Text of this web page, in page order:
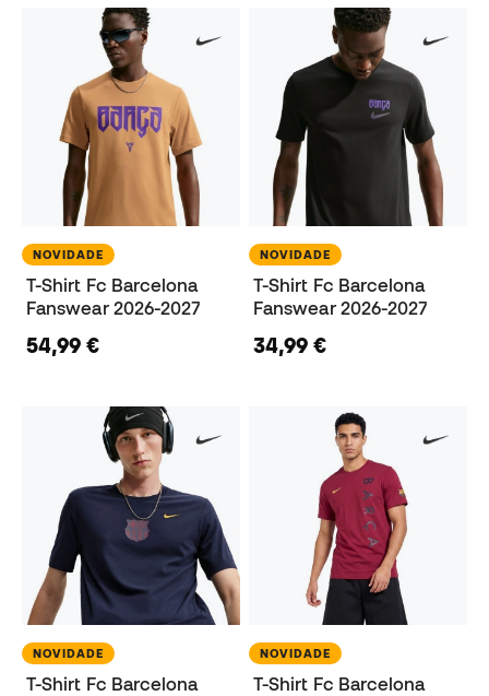
NOVIDADE
T-Shirt Fc Barcelona
Fanswear 2026-2027
54,99 €
NOVIDADE
T-Shirt Fc Barcelona
Fanswear 2026-2027
34,99 €
NOVIDADE
T-Shirt Fc Barcelona
NOVIDADE
T-Shirt Fc Barcelona